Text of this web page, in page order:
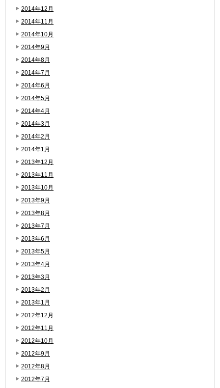
2014年12月
2014年11月
2014年10月
2014年9月
2014年8月
2014年7月
2014年6月
2014年5月
2014年4月
2014年3月
2014年2月
2014年1月
2013年12月
2013年11月
2013年10月
2013年9月
2013年8月
2013年7月
2013年6月
2013年5月
2013年4月
2013年3月
2013年2月
2013年1月
2012年12月
2012年11月
2012年10月
2012年9月
2012年8月
2012年7月